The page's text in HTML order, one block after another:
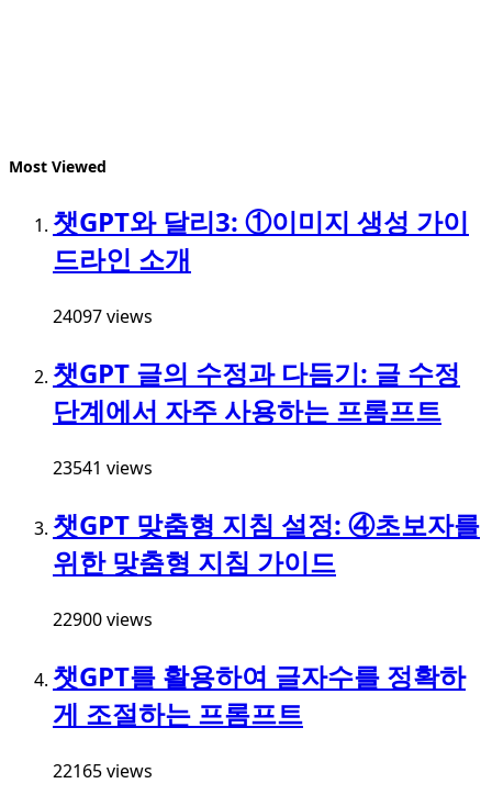
Most Viewed
챗GPT와 달리3: ①이미지 생성 가이
드라인 소개
24097 views
챗GPT 글의 수정과 다듬기: 글 수정
단계에서 자주 사용하는 프롬프트
23541 views
챗GPT 맞춤형 지침 설정: ④초보자를
위한 맞춤형 지침 가이드
22900 views
챗GPT를 활용하여 글자수를 정확하
게 조절하는 프롬프트
22165 views